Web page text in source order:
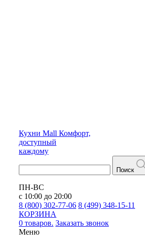
Кухни Mall Комфорт,
доступный
каждому
Поиск
ПН-ВС
с 10:00 до 20:00
8 (800) 302-77-06 8 (499) 348-15-11
КОРЗИНА
0 товаров. Заказать звонок
Меню